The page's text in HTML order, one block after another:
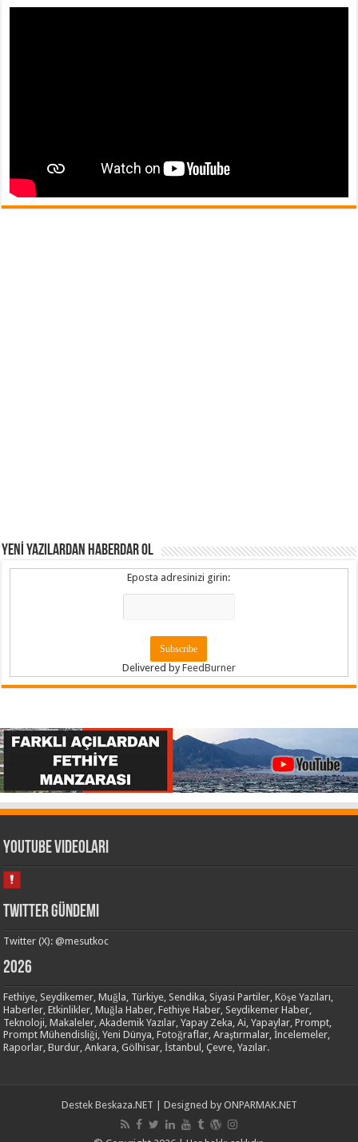
YENİ YAZILARDAN HABERDAR OL
Eposta adresinizi girin:
Delivered byFeedBurner
Youtube Videoları
Twitter Gündemi
Twitter (X): @mesutkoc
2026
Fethiye, Seydikemer, Muğla, Türkiye, Sendika, Siyasi Partiler, Köşe Yazıları,
Haberler, Etkinlikler, Muğla Haber, Fethiye Haber, Seydikemer Haber,
Teknoloji, Makaleler, Akademik Yazılar, Yapay Zeka, Ai, Yapaylar, Prompt,
Prompt Mühendisliği, Yeni Dünya, Fotoğraflar, Araştırmalar, İncelemeler,
Raporlar, Burdur, Ankara, Gölhisar, İstanbul, Çevre, Yazılar.
Destek Beskaza.NET | Designed by ONPARMAK.NET